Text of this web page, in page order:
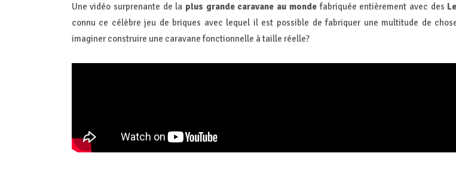
Une vidéo surprenante de la plus grande caravane au mondefabriquée entièrement avec des
connu ce célèbre jeu de briques avec lequel il est possible de fabriquer une multitude de
imaginer construire une caravane fonctionnelle à taille réelle?